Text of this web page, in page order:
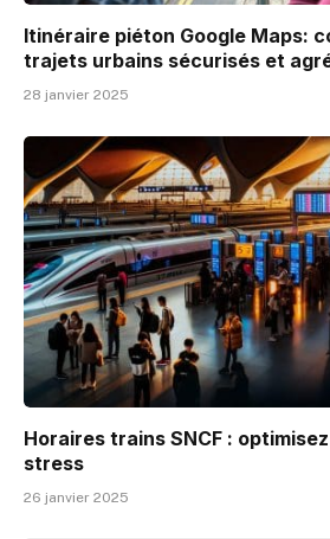
Itinéraire piéton Google Maps:
trajets urbains sécurisés et
28 janvier 2025
Horaires trains SNCF :
stress
26 janvier 2025